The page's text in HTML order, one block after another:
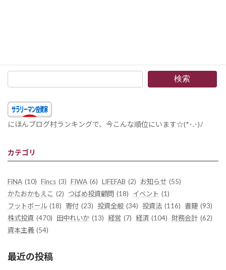
検索
にほんブログ村ランキングで、今こんな順位にいます☆(*･.･)ﾉ
カテゴリ
FiNA (10) Fincs (3) FIWA (6) LIFEFAB (2) お知らせ (55)
かたおかもえこ (2) つばめ投資顧問 (18) イベント (1)
フットボール (18) 寄付 (23) 投資全般 (34) 投資法 (116) 書籍 (93)
株式投資 (470) 田中れいか (13) 経営 (7) 経済 (104) 財務会計 (62)
資本主義 (54)
最近の投稿